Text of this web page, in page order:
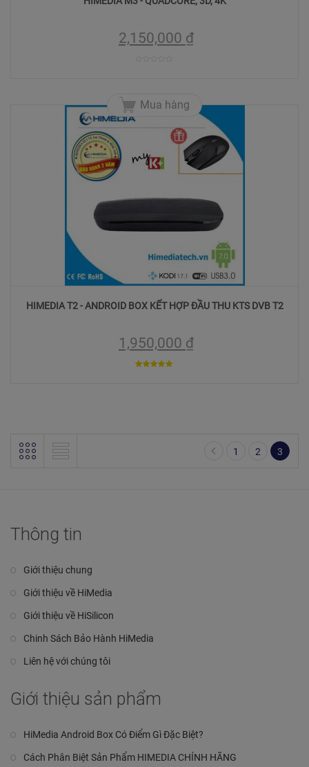
2,150,000 ₫
Mua hàng
HIMEDIA T2 - ANDROID BOX KẾT HỢP ĐẦU THU KTS DVB T2
1,950,000 ₫
1 2 3
Thông tin
Giới thiệu chung
Giới thiệu về HiMedia
Giới thiệu về HiSilicon
Chinh Sách Bảo Hành HiMedia
Liên hệ với chúng tôi
Giới thiệu sản phẩm
HiMedia Android Box Có Điểm Gì Đặc Biệt?
Cách Phân Biệt Sản Phẩm HIMEDIA CHÍNH HÃNG